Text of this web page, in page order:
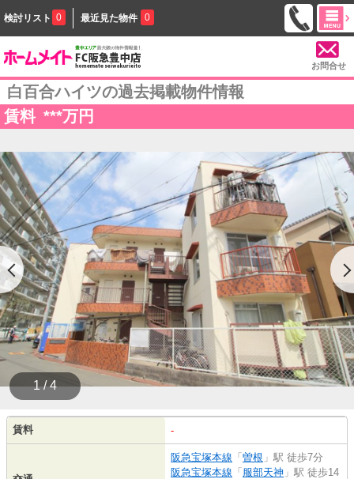
検討リスト 0 最近見た物件 0
お問合せ
白百合ハイツの過去掲載物件情報
賃料 ***万円
1 / 4
賃料 -
阪急宝塚本線 「 曽根 」駅 徒歩7分
阪急宝塚本線 「 服部天神 」駅 徒歩14